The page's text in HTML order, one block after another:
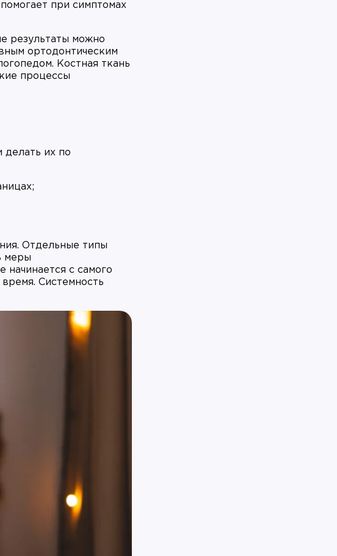
при симптомах
результаты можно
ортодонтическим
Костная ткань
процессы
их по
Отдельные типы
меры
начинается с самого
Системность